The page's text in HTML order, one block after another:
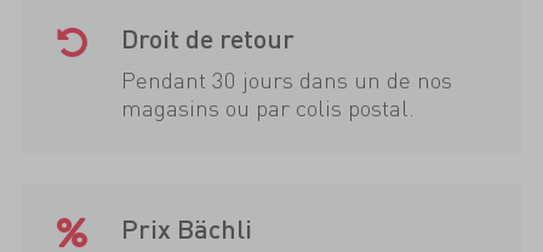
Droit de retour
Pendant 30 jours dans un de nos
magasins ou par colis postal.
Prix Bächli